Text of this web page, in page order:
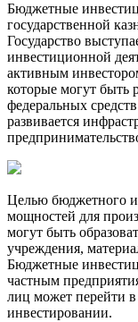
Бюджетные
государственной
Государство
инвестиционной
активным
которые могут быть
федеральных
развивается
Целью бюджетного
мощностей для
могут быть
учреждения,
Бюджетные
частным
лиц может перейти в
инвестировании.